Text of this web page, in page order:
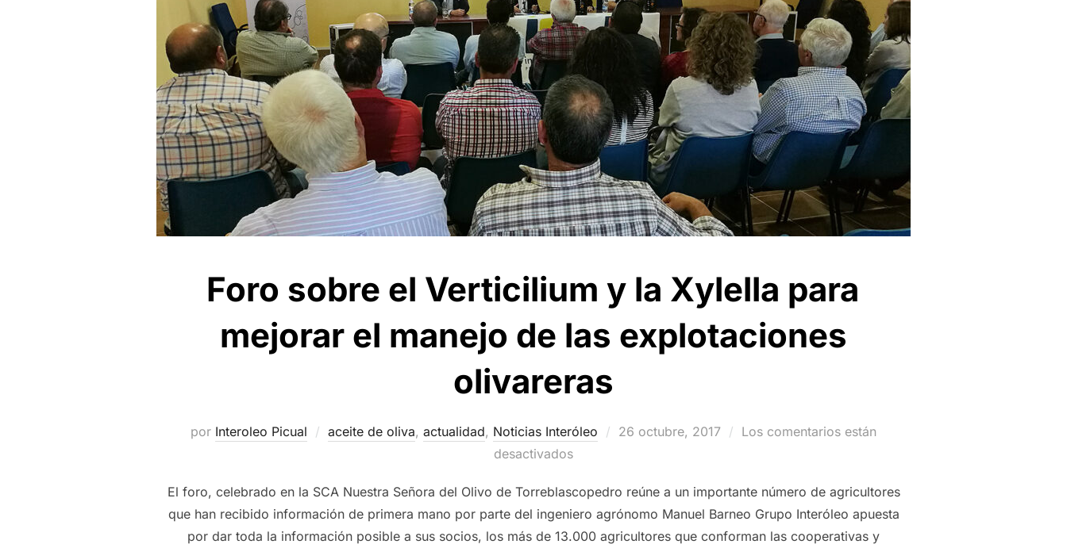
Foro sobre el Verticilium y la Xylella para
mejorar el manejo de las explotaciones
olivareras
por Interoleo Picual aceite de oliva, actualidad, Noticias Interóleo
Publicado
26 octubre, 2017
Los comentarios están
desactivados
El foro, celebrado en la SCA Nuestra Señora del Olivo de Torreblascopedro reúne a un importante número de agricultores
que han recibido información de primera mano por parte del ingeniero agrónomo Manuel Barneo Grupo Interóleo apuesta
por dar toda la información posible a sus socios, los más de 13.000 agricultores que conforman las cooperativas y